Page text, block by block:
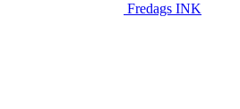
Fredags INK